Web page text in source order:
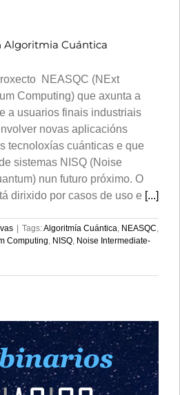
Algoritmia Cuántica
NEASQC (NExt
Computing) que axunta a
a usuarios finais industriais
novas aplicacións
tecnoloxías cuánticas e que
sistemas NISQ (Noise
nun futuro próximo. O
dirixido por casos de uso e [...]
| Tags:Algoritmía Cuántica NEASQC
Computing NISQ Noise Intermediate-